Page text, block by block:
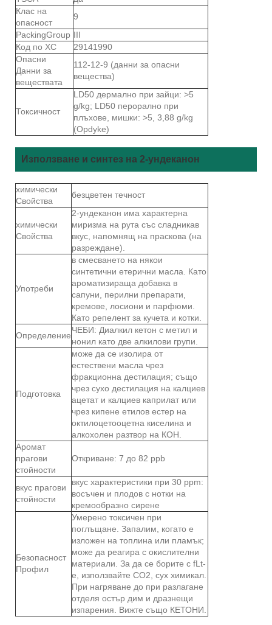
Клас на
опасност
9
PackingGroup III
Код по ХС
29141990
Опасни
Данни за
веществата
112-12-9 (данни за опасни
вещества)
Токсичност
LD50 дермално при зайци: >5
g/kg; LD50 перорално при
плъхове, мишки: >5, 3,88 g/kg
(Opdyke)
Използване и синтез на 2-ундеканон
химически
Свойства
безцветен течност
химически
Свойства
2-ундеканон има характерна
миризма на рута със сладникав
вкус, напомнящ на праскова (на
разреждане).
Употреби
в смесването на някои
синтетични етерични масла. Като
ароматизираща добавка в
сапуни, перилни препарати,
кремове, лосиони и парфюми.
Като репелент за кучета и котки.
Определение
ЧЕБИ: Диалкил кетон с метил и
нонил като две алкилови групи.
Подготовка
може да се изолира от
естествени масла чрез
фракционна дестилация; също
чрез сухо дестилация на калциев
ацетат и калциев каприлат или
чрез кипене етилов естер на
октилоцетооцетна киселина и
алкохолен разтвор на КОН.
Аромат
прагови
стойности
Откриване: 7 до 82 ppb
вкус прагови
стойности
вкус характеристики при 30 ppm:
восъчен и плодов с нотки на
кремообразно сирене
Безопасност
Профил
Умерено токсичен при
поглъщане. Запалим, когато е
изложен на топлина или пламък;
може да реагира с окислителни
материали. За да се борите с fLt-
e, използвайте CO2, сух химикал.
При нагряване до при разлагане
отделя остър дим и дразнещи
изпарения. Вижте също КЕТОНИ.